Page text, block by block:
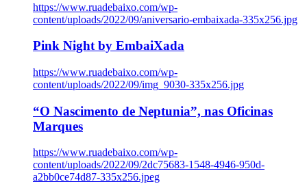
https://www.ruadebaixo.com/wp-
content/uploads/2022/09/aniversario-embaixada-335x256.jpg
Pink Night by EmbaiXada
https://www.ruadebaixo.com/wp-
content/uploads/2022/09/img_9030-335x256.jpg
“O Nascimento de Neptunia”, nas Oficinas
Marques
https://www.ruadebaixo.com/wp-
content/uploads/2022/09/2dc75683-1548-4946-950d-
a2bb0ce74d87-335x256.jpeg